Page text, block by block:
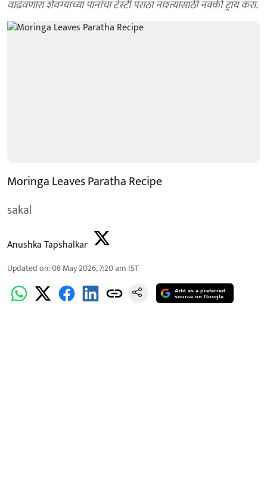
वाढवणारा शेवग्याच्या पानांचा टेस्टी पराठा नाश्त्यासाठी नक्की ट्राय करा.
Moringa Leaves Paratha Recipe
sakal
Anushka Tapshalkar
Updated on:08 May 2026, 7:20 am IST
Add as a preferred
source on Google